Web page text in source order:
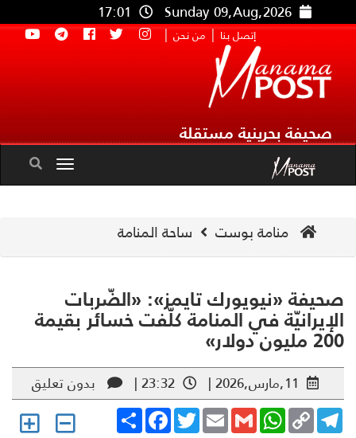
Sunday 09,Aug,2026
17:01
إتصل بنا | من نحن |
صحيفة بحرينية مستقلة
Toggle
navigation
منامة بوست ساحة المنامة
«نيويورك تايمز»: «الضّربات
في المنامة كلّفت خسائر بقيمة
دولار»
11,مارس,2026 | 23:32 |
بدون تعليق
Share
FacebookTwitterEmailGmail
WhatsAppCopy
Link